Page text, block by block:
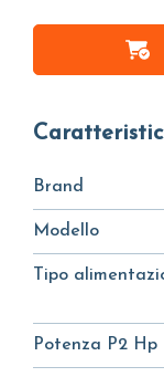
Brand
Modello
Tipo
Potenza P2 Hp